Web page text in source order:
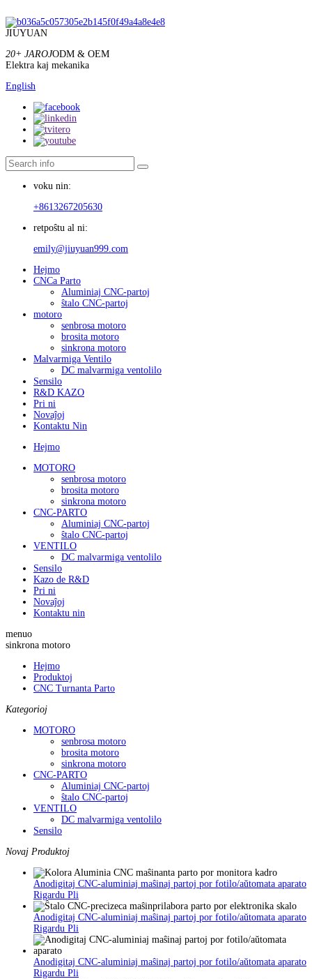
JIUYUAN
20+ JAROJODM & OEM
Elektra kaj mekanika
English
voku nin:
+8613267205630
retpoŝtu al ni:
emily@jiuyuan999.com
Hejmo
CNCa Parto
Aluminiaj CNC-partoj
ŝtalo CNC-partoj
motoro
senbrosa motoro
brosita motoro
sinkrona motoro
Malvarmiga Ventilo
DC malvarmiga ventolilo
Sensilo
R&D KAZO
Pri ni
Novaĵoj
Kontaktu Nin
Hejmo
MOTORO
senbrosa motoro
brosita motoro
sinkrona motoro
CNC-PARTO
Aluminiaj CNC-partoj
ŝtalo CNC-partoj
VENTILO
DC malvarmiga ventolilo
Sensilo
Kazo de R&D
Pri ni
Novaĵoj
Kontaktu nin
menuo
sinkrona motoro
Hejmo
Produktoj
CNC Turnanta Parto
Kategorioj
MOTORO
senbrosa motoro
brosita motoro
sinkrona motoro
CNC-PARTO
Aluminiaj CNC-partoj
ŝtalo CNC-partoj
VENTILO
DC malvarmiga ventolilo
Sensilo
Novaj Produktoj
Anodigitaj CNC-aluminiaj maŝinaj partoj por fotilo/aŭtomata aparato
Rigardu Pli
Anodigitaj CNC-aluminiaj maŝinaj partoj por fotilo/aŭtomata aparato
Rigardu Pli
Anodigitaj CNC-aluminiaj maŝinaj partoj por fotilo/aŭtomata aparato
Rigardu Pli